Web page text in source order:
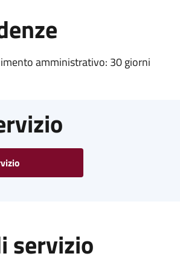
amministrativo: 30 giorni
servizio